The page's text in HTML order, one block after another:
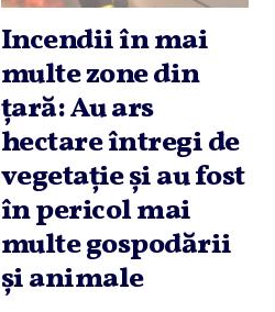
Incendii în mai
multe zone din
ţară: Au ars
hectare întregi de
vegetaţie şi au fost
în pericol mai
multe gospodării
şi animale